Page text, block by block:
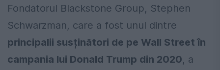
Fondatorul Blackstone Group, Stephen
Schwarzman, care a fost unul dintre
principalii susținători de pe Wall Street în
campania lui Donald Trump din 2020, a